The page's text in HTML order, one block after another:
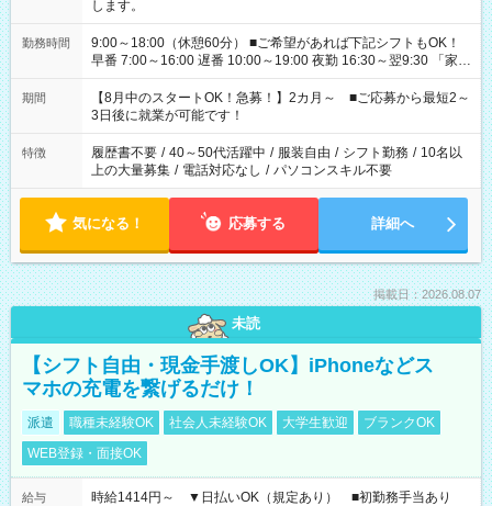
します。
勤務時間
9:00～18:00（休憩60分） ■ご希望があれば下記シフトもOK！
早番 7:00～16:00 遅番 10:00～19:00 夜勤 16:30～翌9:30 「家族
と休みを合わせたい」 「余裕を持って夕飯の準備がしたい」
「できれば残業はしたくない」 など、ご希望を教えてください
ね。 ※Wワーク希望の方へ 今ご覧のお仕事で希望する勤務時間
と、もう1つのお仕事の勤務時間。 合計で週40時間を超える場
合は応募できません。
期間
【8月中のスタートOK！急募！】2カ月～ ■ご応募から最短2～
3日後に就業が可能です！
特徴 履歴書不要 / 40～50代活躍中 / 服装自由 / シフト勤務 / 10名以
上の大量募集 / 電話対応なし / パソコンスキル不要
気になる！ 応募する 詳細へ
掲載日：2026.08.07
未読
【シフト自由・現金手渡しOK】iPhoneなどス
マホの充電を繋げるだけ！
派遣 職種未経験OK 社会人未経験OK 大学生歓迎
ブランクOK
WEB登録・面接OK
給与
時給1414円～ ▼日払いOK（規定あり） ■初勤務手当あり